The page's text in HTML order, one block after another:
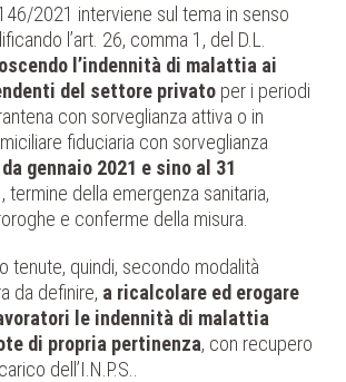
2021 interviene sul tema in senso
l’art. 26, comma 1, del D.L.
l’indennità di malattia ai
del settore privato per i periodi
con sorveglianza attiva o in
fiduciaria con sorveglianza
gennaio 2021 e sino al 31
, termine della emergenza sanitaria,
e conferme della misura.
tenute, quindi, secondo modalità
da definire, a ricalcolare ed erogare
le indennità di malattia
di propria pertinenza, con recupero
dell’I.N.P.S..